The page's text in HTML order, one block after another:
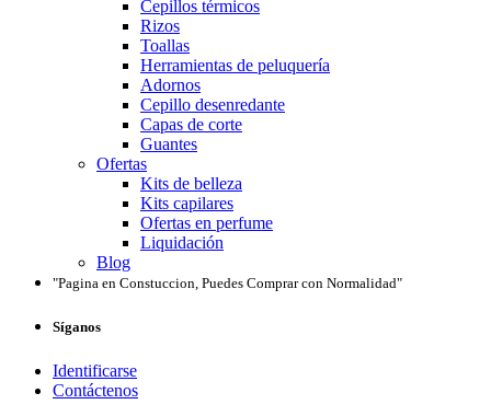
Cepillos térmicos
Rizos
Toallas
Herramientas de peluquería
Adornos
Cepillo desenredante
Capas de corte
Guantes
Ofertas
Kits de belleza
Kits capilares
Ofertas en perfume
Liquidación
Blog
"Pagina en Constuccion, Puedes Comprar con Normalidad"
Síganos
Identificarse
Contáctenos